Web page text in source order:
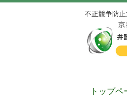
不正競争防
トップペ